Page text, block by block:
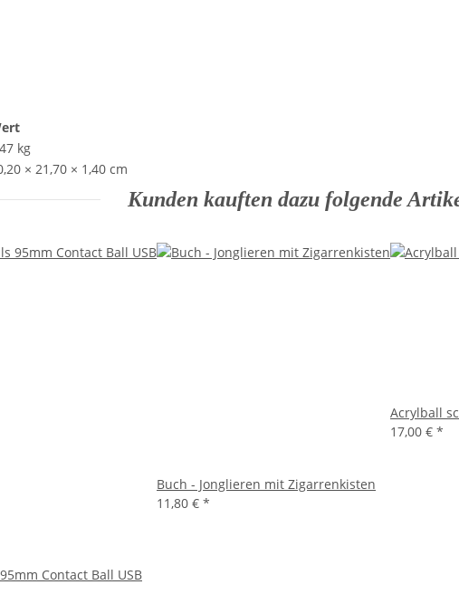
kg
× 21,70 × 1,40 cm
Kunden kauften dazu folgende
Contact Ball USB
Buch - Jonglieren mit Zigarrenkisten
11,80 € *
Acrylball
17,00 € *